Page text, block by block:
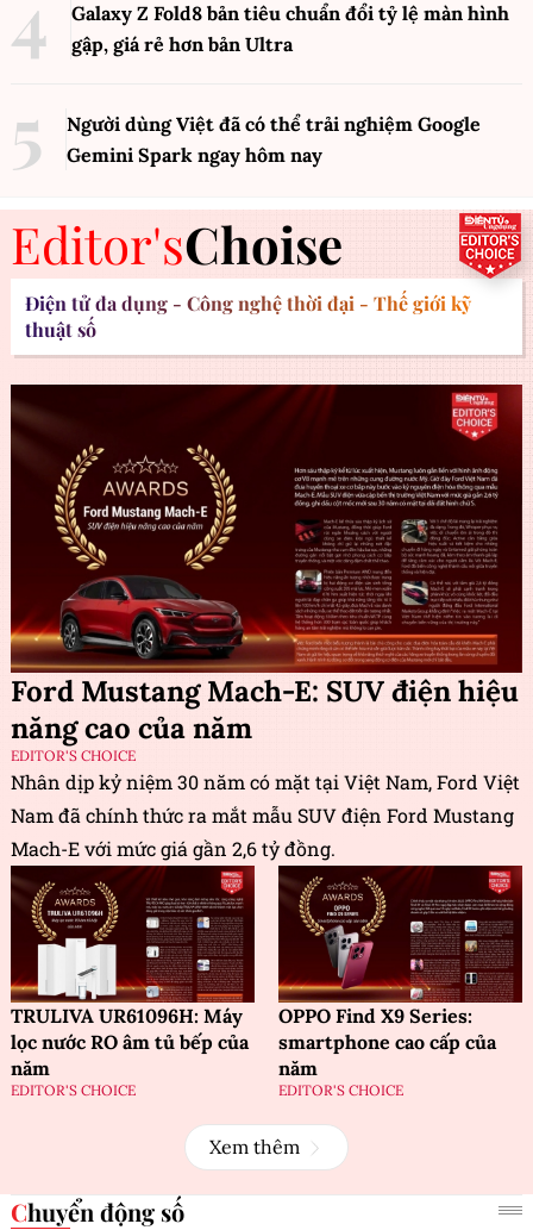
Galaxy Z Fold8 bản tiêu chuẩn đổi tỷ lệ màn hình
gập, giá rẻ hơn bản Ultra
Người dùng Việt đã có thể trải nghiệm Google
Gemini Spark ngay hôm nay
Editor'sChoise
Điện tử đa dụng - Công nghệ thời đại - Thế giới kỹ
thuật số
Ford Mustang Mach-E: SUV điện hiệu
năng cao của năm
EDITOR'S CHOICE
Nhân dịp kỷ niệm 30 năm có mặt tại Việt Nam, Ford Việt
Nam đã chính thức ra mắt mẫu SUV điện Ford Mustang
Mach-E với mức giá gần 2,6 tỷ đồng.
TRULIVA UR61096H: Máy
lọc nước RO âm tủ bếp của
năm
EDITOR'S CHOICE
OPPO Find X9 Series:
smartphone cao cấp của
năm
EDITOR'S CHOICE
Xem thêm
Chuyển động số